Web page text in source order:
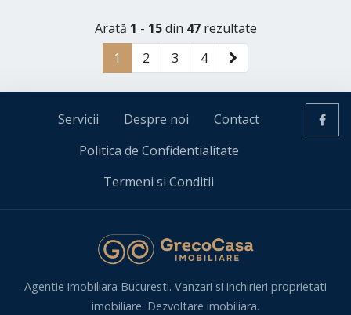
Arată 1 - 15din 47rezultate
1
2 3 4
Servicii Despre noi
Contact
Politica de Confidentialitate
Termeni si Conditii
Agentie imobiliara Bucuresti. Vanzari si inchirieri proprietati
imobiliare. Dezvoltare imobiliara.